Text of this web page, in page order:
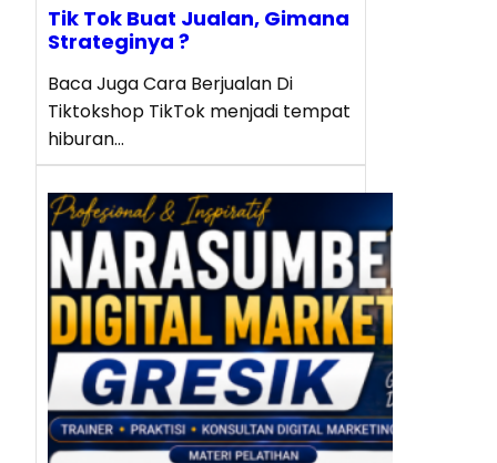
Tik Tok Buat Jualan, Gimana
Strateginya ?
Baca Juga Cara Berjualan Di
Tiktokshop TikTok menjadi tempat
hiburan…